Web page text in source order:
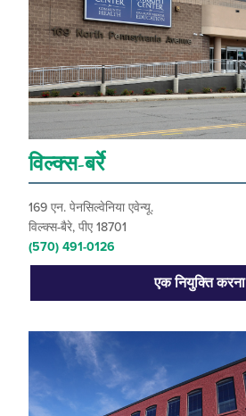
विल्क्स-बर्रे
169 एन. पेनसिल्वेनिया एवेन्यू.
विल्क्स-बैरे, पीए 18701
(570) 491-0126
एक नियुक्ति करना